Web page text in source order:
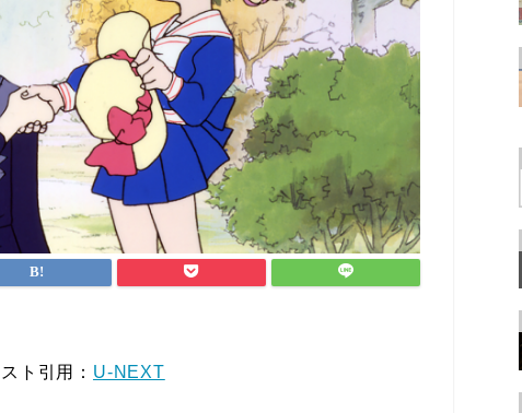
ト引用： U-NEXT